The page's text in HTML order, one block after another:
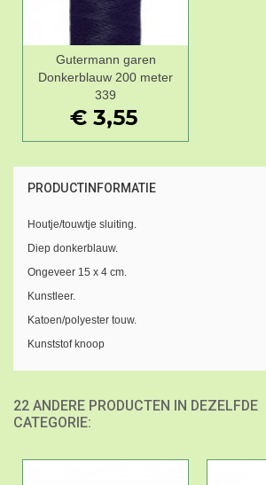
Gutermann garen
Donkerblauw 200 meter
339
€ 3,55
PRODUCTINFORMATIE
Houtje/touwtje sluiting.
Diep donkerblauw.
Ongeveer 15 x 4 cm.
Kunstleer.
Katoen/polyester touw.
Kunststof knoop
22 ANDERE PRODUCTEN IN DEZELFDE
CATEGORIE: